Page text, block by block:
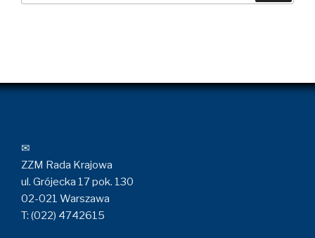
✉
ZZM Rada Krajowa
ul. Grójecka 17 pok. 130
02-021 Warszawa
T: (022) 4742615